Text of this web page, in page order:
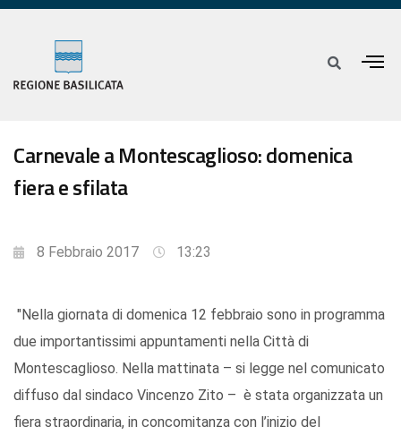
Carnevale a Montescaglioso: domenica
fiera e sfilata
8 Febbraio 2017 13:23
"Nella giornata di domenica 12 febbraio sono in programma
due importantissimi appuntamenti nella Città di
Montescaglioso. Nella mattinata – si legge nel comunicato
diffuso dal sindaco Vincenzo Zito – è stata organizzata un
fiera straordinaria, in concomitanza con l’inizio del